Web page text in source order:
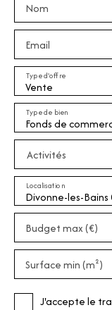
Nom
Email
Vente
Type d'offre
Fonds de
Type de bien
Activités
Divonne-les-Bains
Localisation
Budget max (€)
Surface min (m²)
J'accepte le